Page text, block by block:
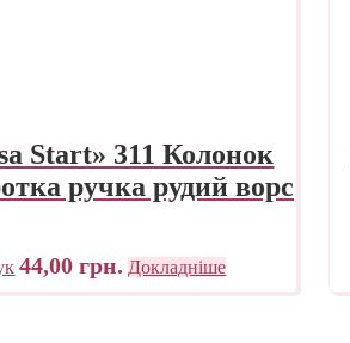
Start» 311 Колонок
ручка рудий ворс
44,00грн. Докладніше